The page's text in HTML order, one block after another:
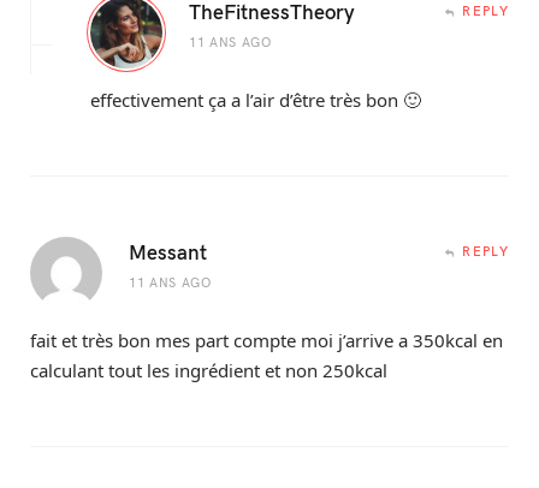
TheFitnessTheory
11 ANS AGO
REPLY
effectivement ça a l’air d’être très bon 🙂
Messant
11 ANS AGO
REPLY
fait et très bon mes part compte moi j’arrive a 350kcal en
calculant tout les ingrédient et non 250kcal